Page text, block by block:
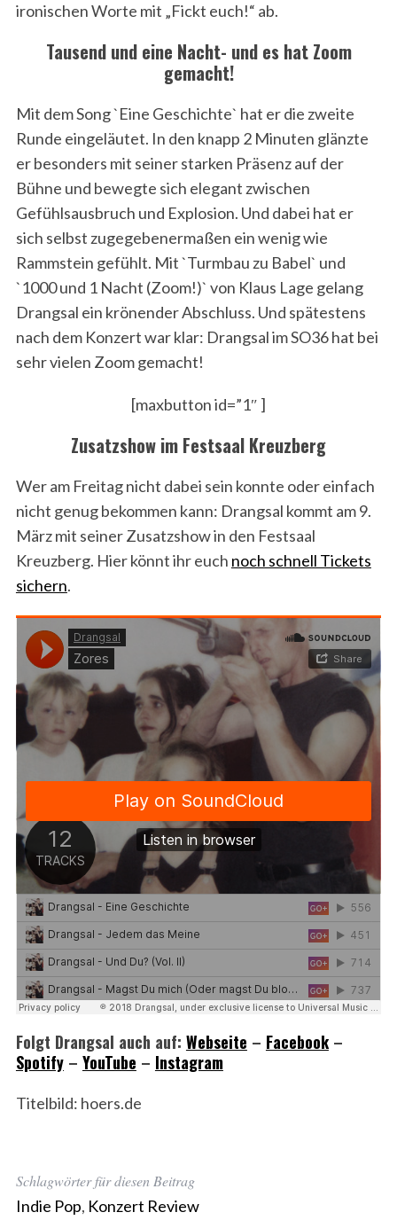
ironischen Worte mit „Fickt euch!“ ab.
Tausend und eine Nacht- und es hat Zoom
gemacht!
Mit dem Song `Eine Geschichte` hat er die zweite
Runde eingeläutet. In den knapp 2 Minuten glänzte
er besonders mit seiner starken Präsenz auf der
Bühne und bewegte sich elegant zwischen
Gefühlsausbruch und Explosion. Und dabei hat er
sich selbst zugegebenermaßen ein wenig wie
Rammstein gefühlt. Mit `Turmbau zu Babel` und
`1000 und 1 Nacht (Zoom!)` von Klaus Lage gelang
Drangsal ein krönender Abschluss. Und spätestens
nach dem Konzert war klar: Drangsal im SO36 hat bei
sehr vielen Zoom gemacht!
[maxbutton id=”1″ ]
Zusatzshow im Festsaal Kreuzberg
Wer am Freitag nicht dabei sein konnte oder einfach
nicht genug bekommen kann: Drangsal kommt am 9.
März mit seiner Zusatzshow in den Festsaal
Kreuzberg. Hier könnt ihr euch noch schnell Tickets
sichern.
Folgt Drangsal auch auf: Webseite – Facebook–
Spotify– YouTube – Instagram
Titelbild: hoers.de
Schlagwörter für diesen Beitrag
Indie Pop, Konzert Review